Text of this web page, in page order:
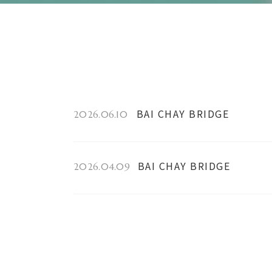
2026.06.10 BAI CHAY BRIDGE
2026.04.09 BAI CHAY BRIDGE